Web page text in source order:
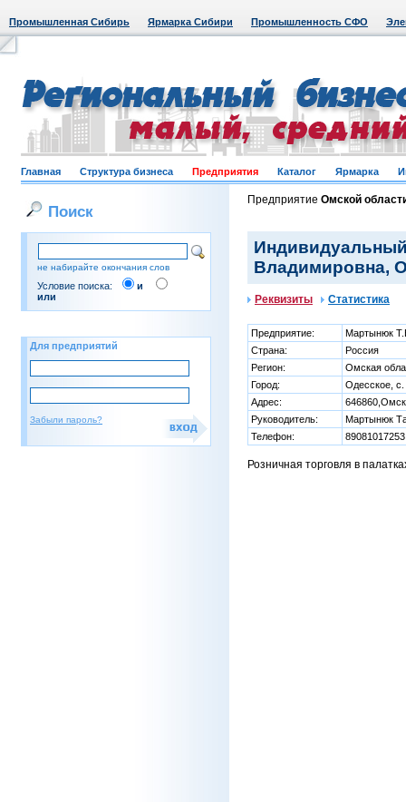
Промышленная Сибирь Ярмарка Сибири Промышленность СФО
Главная Структура бизнеса Предприятия Каталог Ярмарка
Поиск
не набирайте окончания слов
Условие поиска:
и
или
Для предприятий
Забыли пароль?
Предприятие Омской
Владимировна,
Реквизиты Статистика
Предприятие:
Мартынюк
Страна:
Россия
Регион:
Омская
Город:
Одесское, с.
Адрес:
Руководитель:
Мартынюк
Телефон:
89081017253
Розничная торговля в